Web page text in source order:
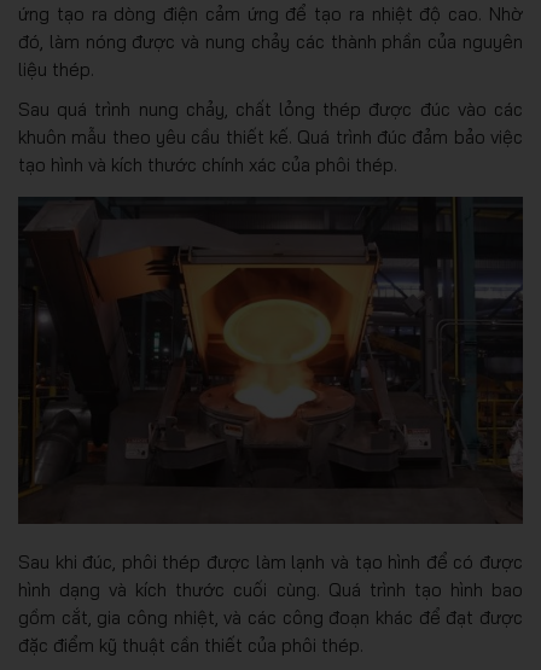
ứng tạo ra dòng điện cảm ứng để tạo ra nhiệt độ cao. Nhờ
đó, làm nóng được và nung chảy các thành phần của nguyên
liệu thép.
Sau quá trình nung chảy, chất lỏng thép được đúc vào các
khuôn mẫu theo yêu cầu thiết kế. Quá trình đúc đảm bảo việc
tạo hình và kích thước chính xác của phôi thép.
Sau khi đúc, phôi thép được làm lạnh và tạo hình để có được
hình dạng và kích thước cuối cùng. Quá trình tạo hình bao
gồm cắt, gia công nhiệt, và các công đoạn khác để đạt được
đặc điểm kỹ thuật cần thiết của phôi thép.